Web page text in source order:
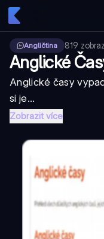
Angličtina 819
Anglické
Anglické časy
si je...
Zobrazit více